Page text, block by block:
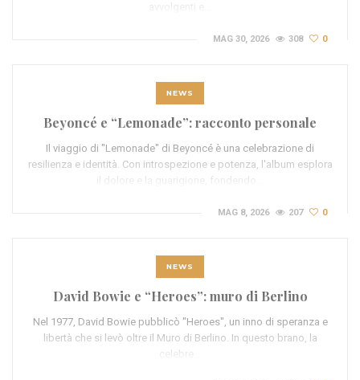
avvolgenti e…
MAG 30, 2026 308 0
NEWS
Beyoncé e “Lemonade”: racconto personale
Il viaggio di "Lemonade" di Beyoncé è una celebrazione di
resilienza e identità. Con introspezione e potenza, l'album esplora
il dolore e la guarigione, fondendo…
MAG 8, 2026 207 0
NEWS
David Bowie e “Heroes”: muro di Berlino
Nel 1977, David Bowie pubblicò "Heroes", un inno di speranza e
libertà che si levò oltre il Muro di Berlino. In questo brano, la